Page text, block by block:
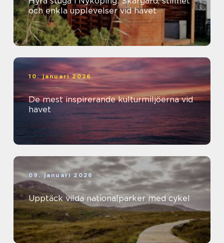
och enkla upplevelser vid havet
10. januari 2026
De mest inspirerande kulturmiljöerna vid
havet
09. januari 2026
Upptäck vilda nationalparker med cykel